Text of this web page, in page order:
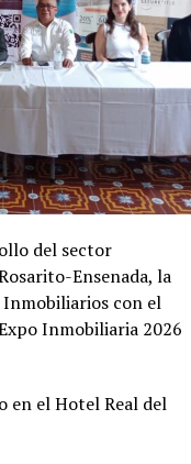
del sector
Ensenada, la
Inmobiliarios con el
Inmobiliaria 2026
en el HotelReal del